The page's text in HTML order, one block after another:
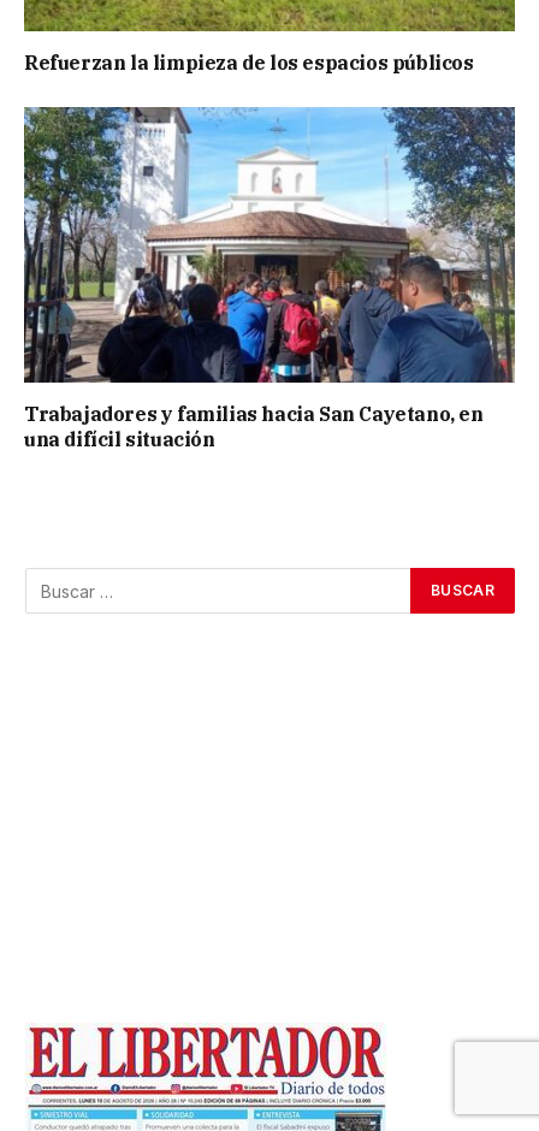
Refuerzan la limpieza de los espacios públicos
Trabajadores y familias hacia San Cayetano, en
una difícil situación